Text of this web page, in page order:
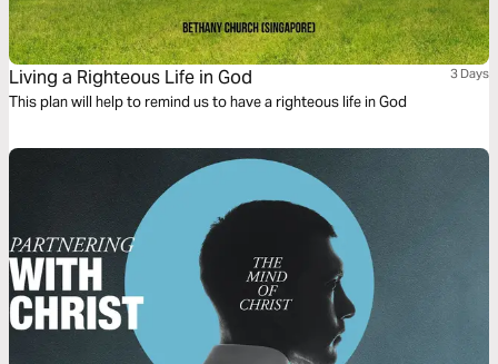
Living a Righteous Life in God 3 Days
This plan will help to remind us to have a righteous life in God